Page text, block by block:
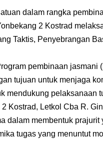
dalam rangka
2 Kostrad
Taktis, Penyebrangan
pembinaan jasmani
tujuan untuk menjaga
mendukung pelaksanaan
Kostrad, Letkol Cba R.
dalam membentuk
tugas yang menuntut